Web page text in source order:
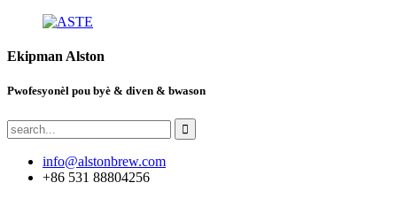
Ekipman Alston
Pwofesyonèl pou byè & diven & bwason
info@alstonbrew.com
+86 531 88804256